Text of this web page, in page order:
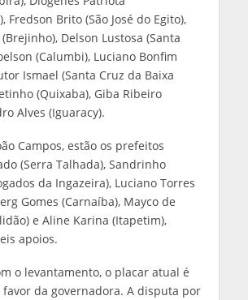
Fredson Brito (São José do Egito),
Delson Lustosa (Santa
(Calumbi), Luciano Bonfim
Ismael (Santa Cruz da Baixa
(Quixaba), Giba Ribeiro
Alves (Iguaracy).
Campos, estão os prefeitos
(Serra Talhada), Sandrinho
da Ingazeira), Luciano Torres
Gomes (Carnaíba), Mayco de
e Aline Karina (Itapetim),
apoios.
o levantamento, o placar atual é
favor da governadora. A disputa por